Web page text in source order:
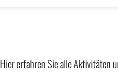
Hier erfahren Sie alle Aktivitäten